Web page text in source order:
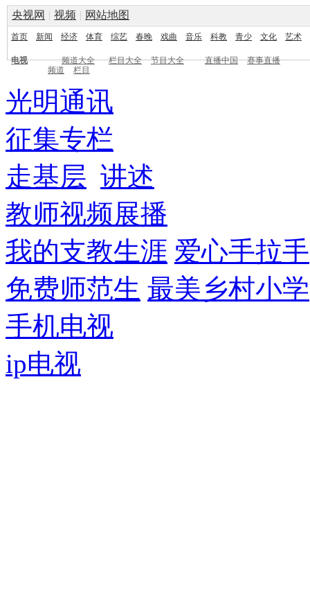
央视网 | 视频 | 网站地图
首页 新闻 经济 体育 综艺 春晚 戏曲 音乐 科教 青少 文化 艺术
电视 频道大全 栏目大全 节目大全 直播中国
赛事直播
频道
栏目
光明通讯
征集专栏
走基层 讲述
教师视频展播
我的支教生涯 爱心手拉手
免费师范生 最美乡村小学
手机电视
ip电视